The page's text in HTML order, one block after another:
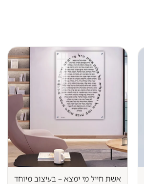
אשת חייל מי ימצא – בעיצוב מיוחד